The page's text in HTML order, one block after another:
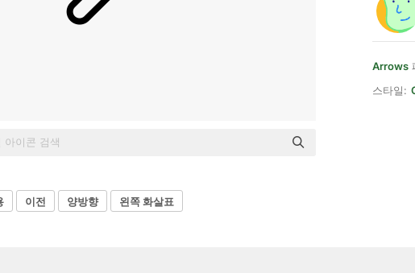
Arrows
스타일:
이전 양방향 왼쪽 화살표